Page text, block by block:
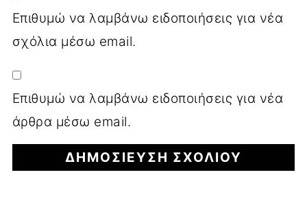
Επιθυμώ να λαμβάνω ειδοποιήσεις για νέα
σχόλια μέσω email.
Επιθυμώ να λαμβάνω ειδοποιήσεις για νέα
άρθρα μέσω email.